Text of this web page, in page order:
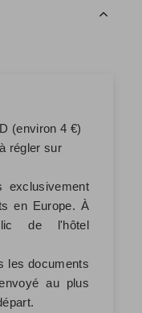
(environ 4 €)
régler sur
exclusivement
en Europe. À
de l'hôtel
les documents
au plus